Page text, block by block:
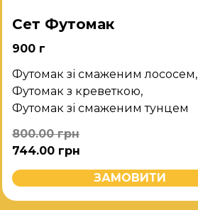
Сет Футомак
900 г
Футомак зі смаженим лососем,
Футомак з креветкою,
Футомак зі смаженим тунцем
800.00грн
744.00 грн
ЗАМОВИТИ